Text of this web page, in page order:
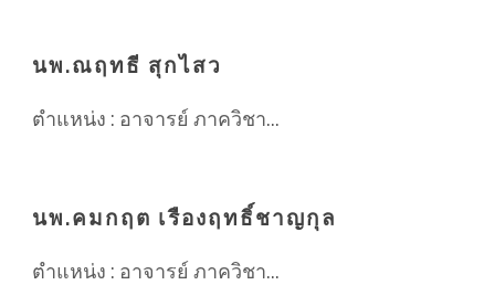
นพ.ณฤทธี สุกไสว
ตำแหน่ง : อาจารย์ ภาควิชา...
นพ.คมกฤต เรืองฤทธิ์ชาญกุล
ตำแหน่ง : อาจารย์ ภาควิชา...